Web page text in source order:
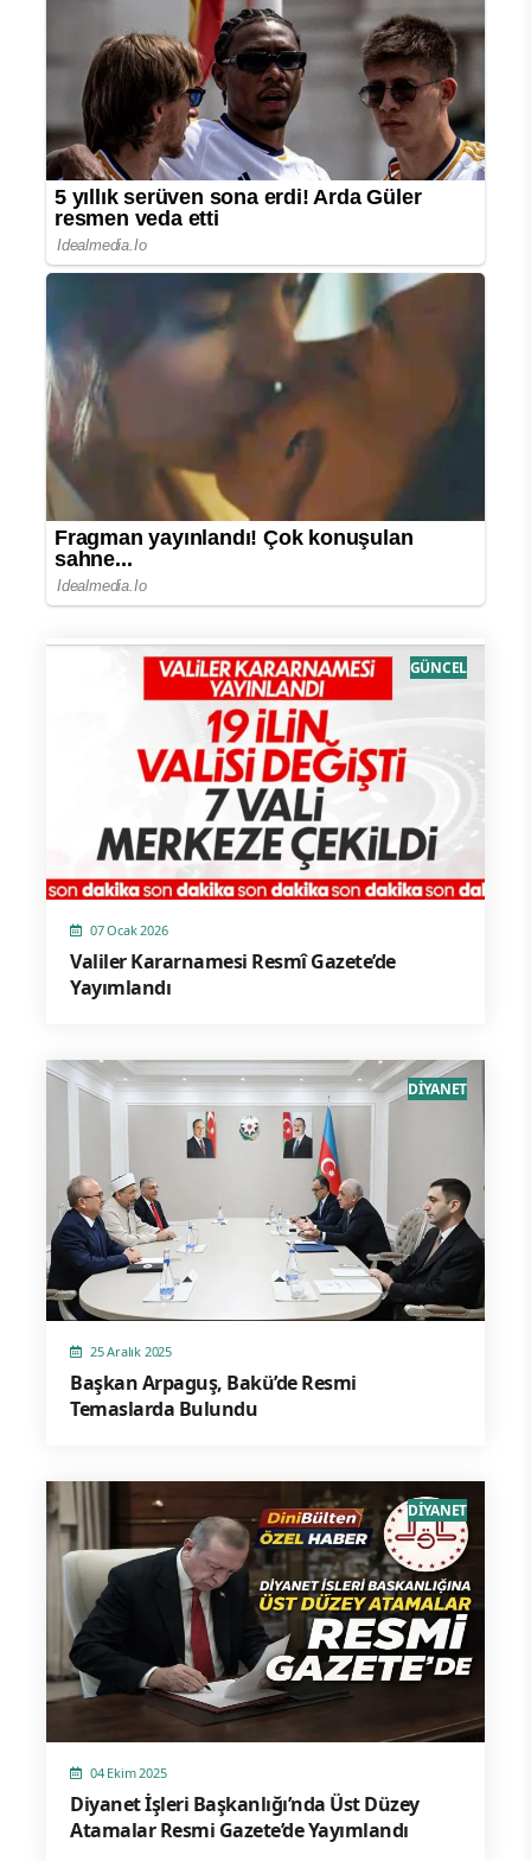
07 Ocak 2026
Valiler Kararnamesi Resmî Gazete’de
Yayımlandı
GÜNCEL
25 Aralık 2025
Başkan Arpaguş, Bakü’de Resmi
Temaslarda Bulundu
DİYANET
04 Ekim 2025
Diyanet İşleri Başkanlığı’nda Üst Düzey
Atamalar Resmi Gazete’de Yayımlandı
DİYANET